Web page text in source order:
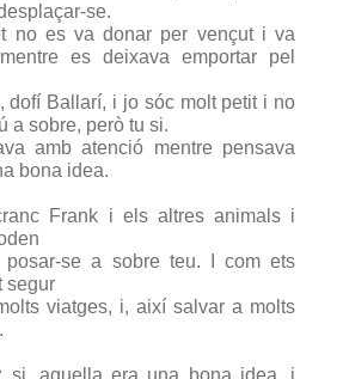
se.
no es va donar per vençut i va
es deixava emportar pel
dofí Ballarí, i jo sóc molt petit i no
a sobre, però tu si.
amb atenció mentre pensava
bona idea.
Frank i els altres animals i
posar-se a sobre teu. I com ets
segur
viatges, i, així salvar a molts
si, aquella era una bona idea, i